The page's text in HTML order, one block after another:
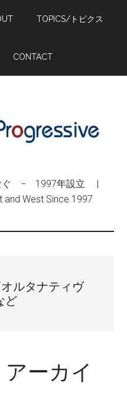
TOPICS/トピクス
CONTACT
なぐ − 1997年設立 |
and West Since 1997
ルタナティヴ
ど
ーカイ